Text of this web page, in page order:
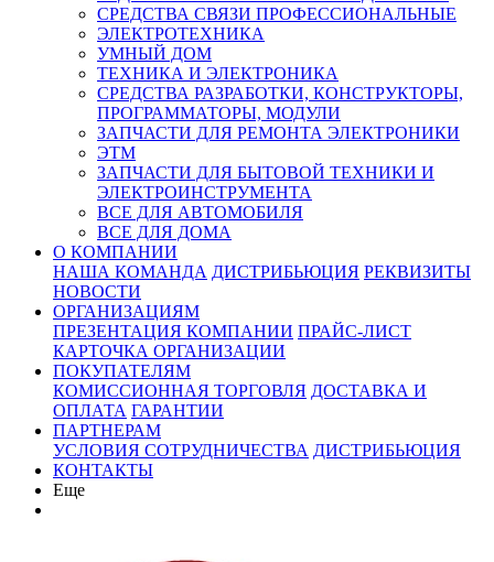
СРЕДСТВА СВЯЗИ ПРОФЕССИОНАЛЬНЫЕ
ЭЛЕКТРОТЕХНИКА
УМНЫЙ ДОМ
ТЕХНИКА И ЭЛЕКТРОНИКА
СРЕДСТВА РАЗРАБОТКИ, КОНСТРУКТОРЫ,
ПРОГРАММАТОРЫ, МОДУЛИ
ЗАПЧАСТИ ДЛЯ РЕМОНТА ЭЛЕКТРОНИКИ
ЭТМ
ЗАПЧАСТИ ДЛЯ БЫТОВОЙ ТЕХНИКИ И
ЭЛЕКТРОИНСТРУМЕНТА
ВСЕ ДЛЯ АВТОМОБИЛЯ
ВСЕ ДЛЯ ДОМА
О КОМПАНИИ
НАША КОМАНДА ДИСТРИБЬЮЦИЯ РЕКВИЗИТЫ
НОВОСТИ
ОРГАНИЗАЦИЯМ
ПРЕЗЕНТАЦИЯ КОМПАНИИ ПРАЙС-ЛИСТ
КАРТОЧКА ОРГАНИЗАЦИИ
ПОКУПАТЕЛЯМ
КОМИССИОННАЯ ТОРГОВЛЯ ДОСТАВКА И
ОПЛАТА ГАРАНТИИ
ПАРТНЕРАМ
УСЛОВИЯ СОТРУДНИЧЕСТВА ДИСТРИБЬЮЦИЯ
КОНТАКТЫ
Еще